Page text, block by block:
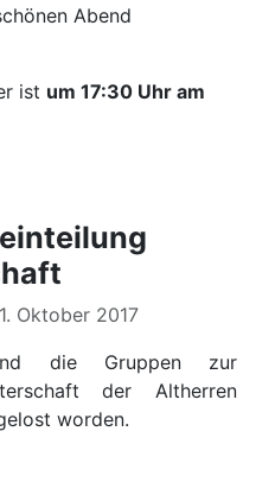
Abend
ist um 17:30 Uhr am
Oktober 2017
die Gruppen zur
der Altherren
worden.